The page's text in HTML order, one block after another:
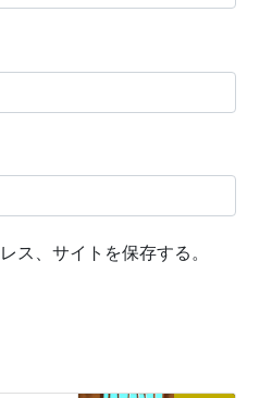
ス、サイトを保存する。